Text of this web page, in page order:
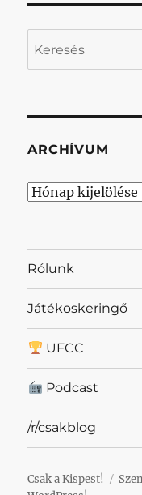
ARCHÍVUM
Archívum
Rólunk
Játékoskeringő
UFCC
Podcast
/r/csakblog
Csak a Kispest!